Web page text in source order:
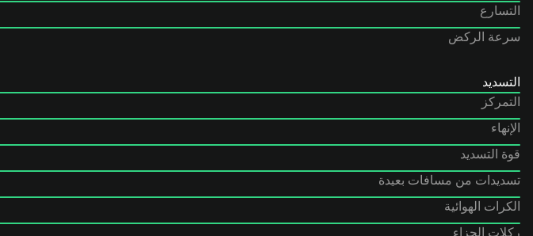
التسارع
سرعة الركض
التسديد
التمركز
الإنهاء
قوة التسديد
تسديدات من مسافات بعيدة
الكرات الهوائية
ركلات الجزاء